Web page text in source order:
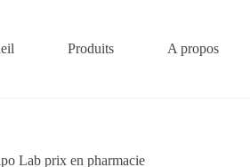
Produits A propos
Lab prix en pharmacie